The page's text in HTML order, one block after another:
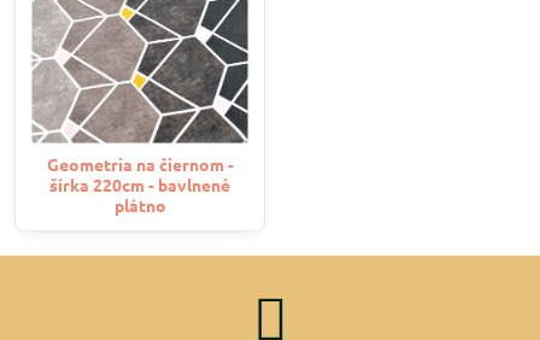
Geometria na čiernom -
šírka 220cm - bavlnené
plátno